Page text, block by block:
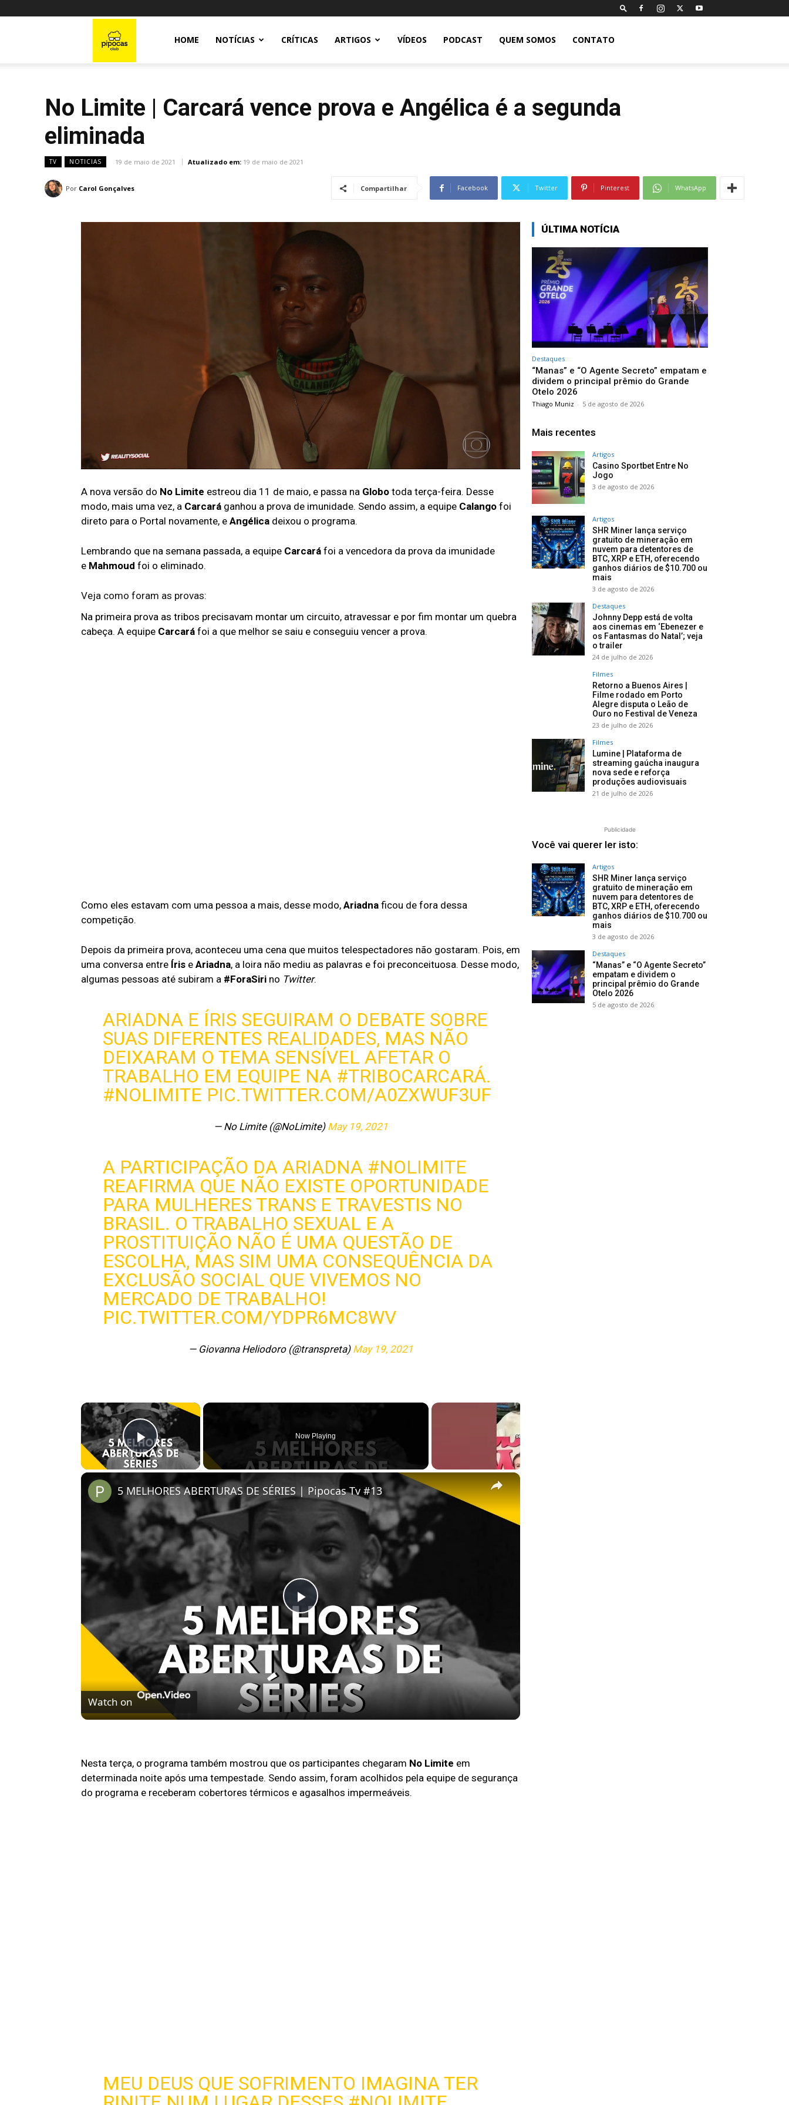
HOME NOTÍCIAS CRÍTICAS ARTIGOS VÍDEOS PODCAST QUEM SOMOS CONTATO
No Limite | Carcará vence prova e Angélica é a segunda
eliminada
TV NOTICIAS 19 de maio de 2021 Atualizado em: 19 de maio de 2021
Por Carol Gonçalves Compartilhar Facebook Twitter Pinterest WhatsApp
A nova versão do No Limite estreou dia 11 de maio, e passa na Globo toda terça-feira. Desse
modo, mais uma vez, a Carcará ganhou a prova de imunidade. Sendo assim, a equipe Calango foi
direto para o Portal novamente, e Angélica deixou o programa.
Lembrando que na semana passada, a equipe Carcará foi a vencedora da prova da imunidade
e Mahmoud foi o eliminado.
Veja como foram as provas:
Na primeira prova as tribos precisavam montar um circuito, atravessar e por fim montar um quebra
cabeça. A equipe Carcará foi a que melhor se saiu e conseguiu vencer a prova.
Como eles estavam com uma pessoa a mais, desse modo, Ariadna ficou de fora dessa
competição.
Depois da primeira prova, aconteceu uma cena que muitos telespectadores não gostaram. Pois, em
uma conversa entre Íris e Ariadna, a loira não mediu as palavras e foi preconceituosa. Desse modo,
algumas pessoas até subiram a #ForaSiri no Twitter.
ARIADNA E ÍRIS SEGUIRAM O DEBATE SOBRE
SUAS DIFERENTES REALIDADES, MAS NÃO
DEIXARAM O TEMA SENSÍVEL AFETAR O
TRABALHO EM EQUIPE NA #TRIBOCARCARÁ.
#NOLIMITE PIC.TWITTER.COM/A0ZXWUF3UF
— No Limite (@NoLimite) May 19, 2021
A PARTICIPAÇÃO DA ARIADNA #NOLIMITE
REAFIRMA QUE NÃO EXISTE OPORTUNIDADE
PARA MULHERES TRANS E TRAVESTIS NO
BRASIL. O TRABALHO SEXUAL E A
PROSTITUIÇÃO NÃO É UMA QUESTÃO DE
ESCOLHA, MAS SIM UMA CONSEQUÊNCIA DA
EXCLUSÃO SOCIAL QUE VIVEMOS NO
MERCADO DE TRABALHO!
PIC.TWITTER.COM/YDPR6MC8WV
— Giovanna Heliodoro (@transpreta) May 19, 2021
×
Play Video
Now Playing
×
Play
Video
5 MELHORES ABERTURAS DE SÉRIES | Pipocas Tv #13
Watch on
Nesta terça, o programa também mostrou que os participantes chegaram No Limite em
determinada noite após uma tempestade. Sendo assim, foram acolhidos pela equipe de segurança
do programa e receberam cobertores térmicos e agasalhos impermeáveis.
MEU DEUS QUE SOFRIMENTO IMAGINA TER
ÚLTIMA NOTÍCIA
Destaques
“Manas” e “O Agente Secreto” empatam e
dividem o principal prêmio do Grande
Otelo 2026
Thiago Muniz - 5 de agosto de 2026
Mais recentes
Artigos
Casino Sportbet Entre No
Jogo
3 de agosto de 2026
Artigos
SHR Miner lança serviço
gratuito de mineração em
nuvem para detentores de
BTC, XRP e ETH, oferecendo
ganhos diários de $10.700 ou
mais
3 de agosto de 2026
Destaques
Johnny Depp está de volta
aos cinemas em ‘Ebenezer e
os Fantasmas do Natal’; veja
o trailer
24 de julho de 2026
Filmes
Retorno a Buenos Aires |
Filme rodado em Porto
Alegre disputa o Leão de
Ouro no Festival de Veneza
23 de julho de 2026
Filmes
Lumine | Plataforma de
streaming gaúcha inaugura
nova sede e reforça
produções audiovisuais
21 de julho de 2026
Publicidade
Você vai querer ler isto:
Artigos
SHR Miner lança serviço
gratuito de mineração em
nuvem para detentores de
BTC, XRP e ETH, oferecendo
ganhos diários de $10.700 ou
mais
3 de agosto de 2026
Destaques
“Manas” e “O Agente Secreto”
empatam e dividem o
principal prêmio do Grande
Otelo 2026
5 de agosto de 2026